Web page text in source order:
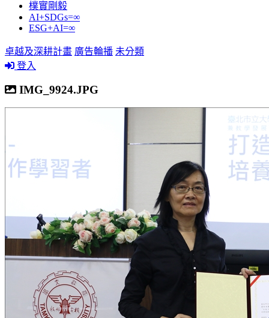
樸實剛毅
AI+SDGs=∞
ESG+AI=∞
卓越及深耕計畫 廣告輪播 未分類
登入
IMG_9924.JPG